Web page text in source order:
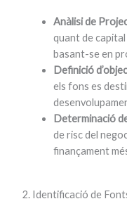
Anàlisi de
quant de
basant-se en
Definició
els fons es
Determinació
de risc del
finançament
2. Identificació de